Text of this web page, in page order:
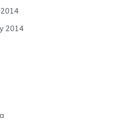
2014